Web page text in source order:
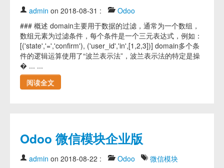
admin on 2018-08-31 :
Odoo
### 概述 domain主要用于数据的过滤，通常为一个数组，
数组元素为过滤条件，每个条件是一个三元表达式，例如：
[('state','=','confirm'), ('user_id','in',[1,2,3])] domain多个条
件的逻辑运算使用了“波兰表示法”，波兰表示法的特定是操
� ... ...
阅读全文
Odoo 微信模块企业版
admin on 2018-08-22 : Odoo
微信模块